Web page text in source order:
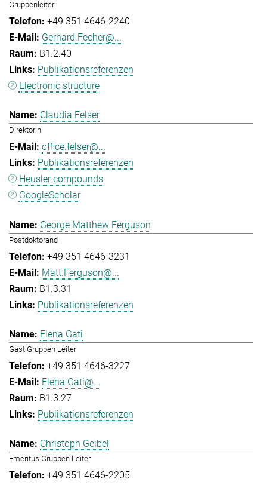
Gruppenleiter
+49 351 4646-2240
Gerhard.Fecher@...
B1.2.40
Publikationsreferenzen
Electronic structure
Claudia Felser
Direktorin
office.felser@...
Publikationsreferenzen
Heusler compounds
GoogleScholar
George Matthew Ferguson
Postdoktorand
+49 351 4646-3231
Matt.Ferguson@...
B1.3.31
Publikationsreferenzen
Elena Gati
Gast Gruppen Leiter
+49 351 4646-3227
Elena.Gati@...
B1.3.27
Publikationsreferenzen
Christoph Geibel
Emeritus Gruppen Leiter
+49 351 4646-2205